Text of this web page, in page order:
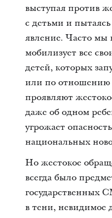
выступая против
с детьми и
явление. Часто мы
мобилизует все
детей, которых
или по отношению
проявляют
даже об одном
угрожает
национальных
Но жестокое
всегда было
государственных
в тени, невидимое